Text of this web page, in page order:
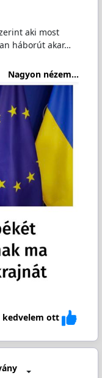
aki most
háborút akar…
Nagyon nézem...
kedvelem ott